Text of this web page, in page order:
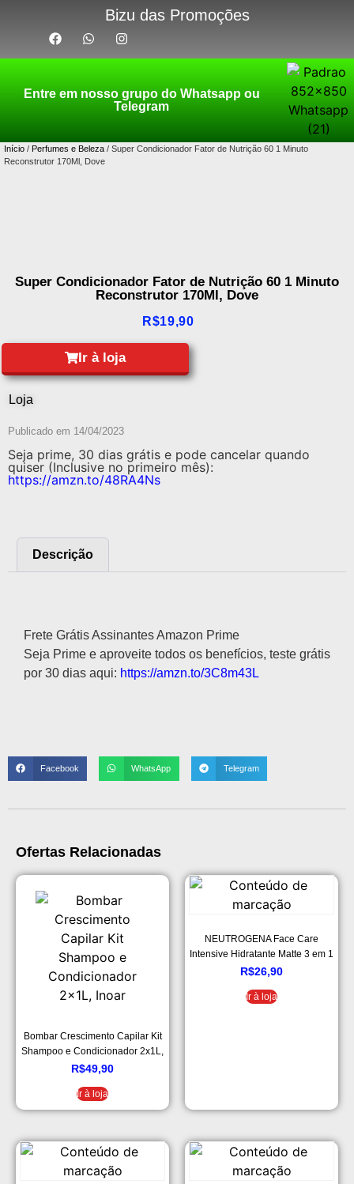
Bizu das Promoções
Entre em nosso grupo do Whatsapp ou
Telegram
Início / Perfumes e Beleza / Super Condicionador Fator de Nutrição 60 1 Minuto
Reconstrutor 170Ml, Dove
Super Condicionador Fator de Nutrição 60 1 Minuto
Reconstrutor 170Ml, Dove
R$19,90
Ir à loja
Loja
Publicado em 14/04/2023
Seja prime, 30 dias grátis e pode cancelar quando
quiser (Inclusive no primeiro mês):
https://amzn.to/48RA4Ns
Descrição
Frete Grátis Assinantes Amazon Prime
Seja Prime e aproveite todos os benefícios, teste grátis
por 30 dias aqui: https://amzn.to/3C8m43L
Facebook WhatsApp Telegram
Ofertas Relacionadas
Bombar Crescimento Capilar Kit
Shampoo e Condicionador 2x1L,
Inoar
R$49,90
Ir à loja
NEUTROGENA Face Care
Intensive Hidratante Matte 3 em 1
100g, Neutrogena
R$26,90
Ir à loja